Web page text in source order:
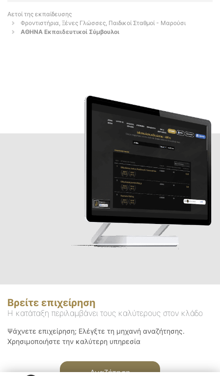
Αετοί της εκπαίδευσης
Φροντιστήρια, Ξένες Γλώσσες, Παιδικοί Σταθμοί - Μαρούσι
ΑΘΗΝΑ Εκπαιδευτικοί Σύμβουλοι
Βρείτε επιχείρηση
Η κατάταξη περιλαμβάνει τους καλύτερους στον κλάδο
Ψάχνετε επιχείρηση; Ελέγξτε τη μηχανή αναζήτησης.
Χρησιμοποιήστε την καλύτερη υπηρεσία
Αναζήτηση